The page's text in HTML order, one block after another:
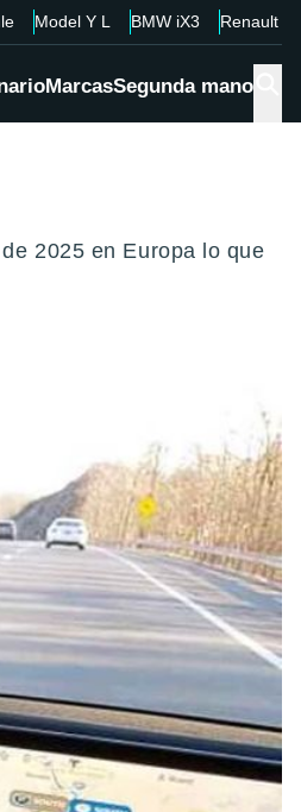
Model Y L BMW iX3 Renault
MarcasSegunda mano
2025 en Europa lo que